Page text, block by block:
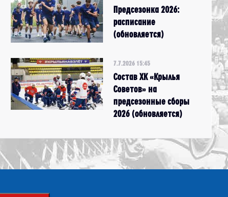
Предсезонка 2026:
расписание
(обновляется)
7.7.2026 15:45
Состав ХК «Крылья
Советов» на
предсезонные сборы
2026 (обновляется)